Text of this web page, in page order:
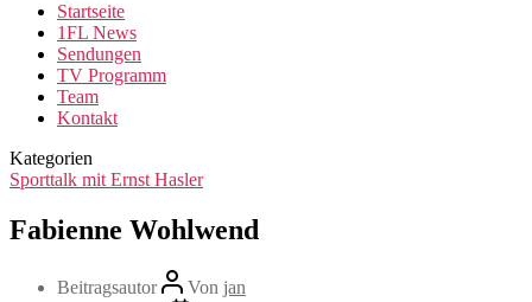
Startseite
1FL News
Sendungen
TV Programm
Team
Kontakt
Kategorien
Sporttalk mit Ernst Hasler
Fabienne Wohlwend
Beitragsautor Von jan